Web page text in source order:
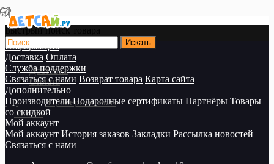
Быстрый поиск товара
Доставка
Оплата
Проверить заказ
Войти
Информация
Доставка Оплата
Служба поддержки
Связаться с нами Возврат товара Карта сайта
Дополнительно
Производители Подарочные сертификаты Партнёры Товары
со скидкой
Мой аккаунт
Мой аккаунт История заказов Закладки Рассылка новостей
Связаться с нами